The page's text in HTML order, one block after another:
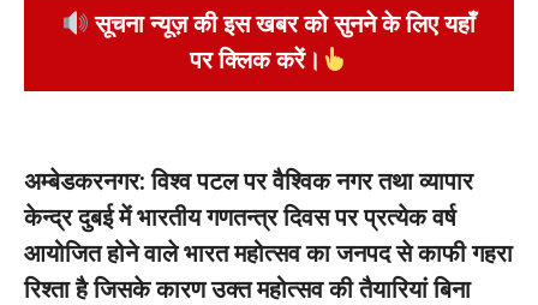
सूचना न्यूज़ की इस खबर को सुनने के लिए यहाँ
पर क्लिक करें।
अम्बेडकरनगर: विश्व पटल पर वैश्विक नगर तथा व्यापार
केन्द्र दुबई में भारतीय गणतन्त्र दिवस पर प्रत्येक वर्ष
आयोजित होने वाले भारत महोत्सव का जनपद से काफी गहरा
रिश्ता है जिसके कारण उक्त महोत्सव की तैयारियां बिना